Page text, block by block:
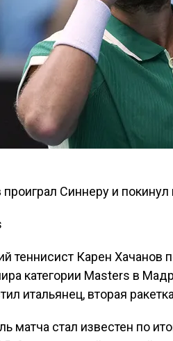
теннисист Карен Хачанов
категории Masters в
итальянец, вторая
матча стал известен по